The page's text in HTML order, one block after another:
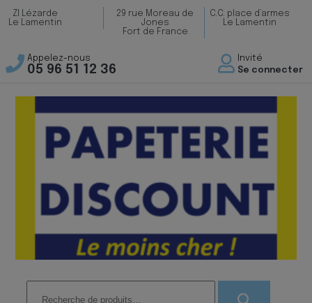
ZI Lézarde
Le Lamentin
29 rue Moreau de
Jones
Fort de France
C.C. place d’armes
Le Lamentin
Appelez-nous
05 96 51 12 36
Invité
Se connecter
pour :